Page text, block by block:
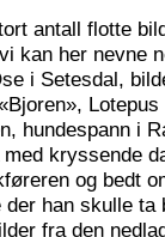
antall flotte
kan her nevne
i Setesdal,
hundespann i
kryssende
og bedt
der han skulle
fra den